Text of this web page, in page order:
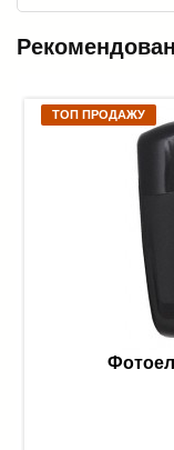
ТОП ПРОДАЖУ